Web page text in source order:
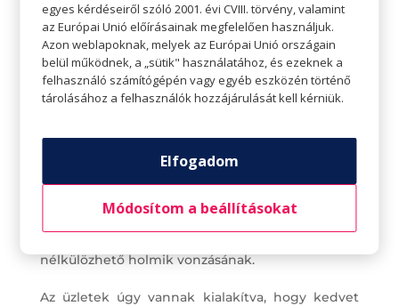
a szekrényeket szezonváltáskor, elfeledett,
fantasztikus gyöngyszemet találhatunk.
Készíts listát és
Régi, de szuperhatásos spórolási trükk, ha listával
indulunk boltba, és semmi mást, de tényleg
semmi mást nem veszünk, csakis azt, ami
szerepel a listán. Ne engedjünk a csábító, de
nélkülözhető holmik vonzásának.
Az üzletek úgy vannak kialakítva, hogy kedvet
egyes kérdéseiről szóló 2001. évi CVIII. törvény, valamint
az Európai Unió előírásainak megfelelően használjuk.
Azon weblapoknak, melyek az Európai Unió országain
belül működnek, a „sütik" használatához, és ezeknek a
felhasználó számítógépén vagy egyéb eszközén történő
tárolásához a felhasználók hozzájárulását kell kérniük.
Elfogadom
Módosítom a beállításokat